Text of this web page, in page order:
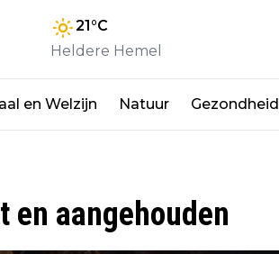
21 °C
Heldere Hemel
en Welzijn Natuur Gezondheid
en aangehouden